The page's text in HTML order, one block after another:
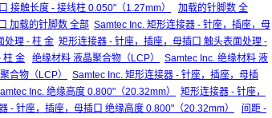
接触长度 - 接线柱 0.050"（1.27mm）
加载的针脚数 全
加载的针脚数 全部 Samtec Inc. 矩形连接器 - 针座，插座，母
处理 - 柱 金 矩形连接器 - 针座，插座，母插口 触头表面处理 -
柱 金 绝缘材料 液晶聚合物（LCP）
Samtec Inc. 绝缘材料 液
合物（LCP）
Samtec Inc. 矩形连接器 - 针座，插座，母插
Inc. 绝缘高度 0.800"（20.32mm）
矩形连接器 - 针座，
- 针座，插座，母插口 绝缘高度 0.800"（20.32mm）
间距 -